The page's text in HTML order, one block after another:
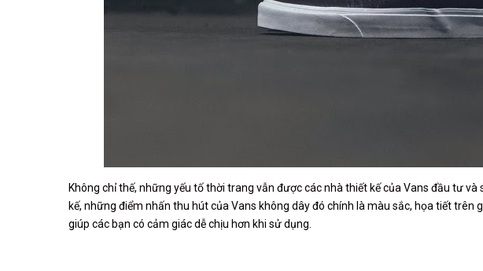
Không chỉ thế, những yếu tố thời trang vẫn được các nhà thiết kế của Vans đầu tư
kế, những điểm nhấn thu hút của Vans không dây đó chính là màu sắc, họa tiết trên
giúp các bạn có cảm giác dễ chịu hơn khi sử dụng.